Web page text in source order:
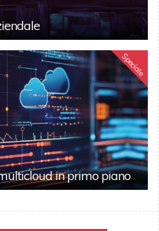
Speciale
in primo piano